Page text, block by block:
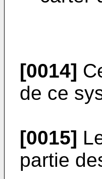
[0014]
de ce
[0015]
partie